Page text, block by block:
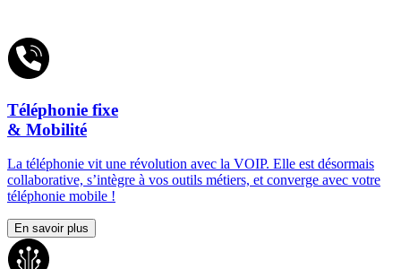
Téléphonie fixe
& Mobilité
La téléphonie vit une révolution avec la VOIP. Elle est désormais
collaborative, s’intègre à vos outils métiers, et converge avec votre
téléphonie mobile !
En savoir plus